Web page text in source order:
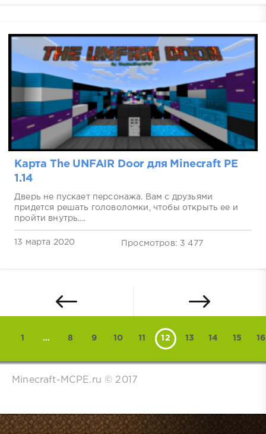
Карта The UNFAIR Door для Minecraft PE
1.14
Дверь не пускает персонажа. Вам с друзьями
придется решать головоломки, чтобы открыть ее и
пройти внутрь....
13 марта 2020 Просмотров: 3 477
1 ... 8 9 10 11 12 13 14 15 16
Minecraft-MCPE.ru © 2017